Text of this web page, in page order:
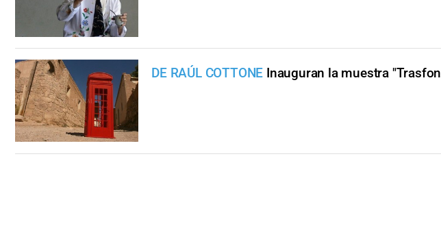
DE RAÚL COTTONE Inauguran la muestra